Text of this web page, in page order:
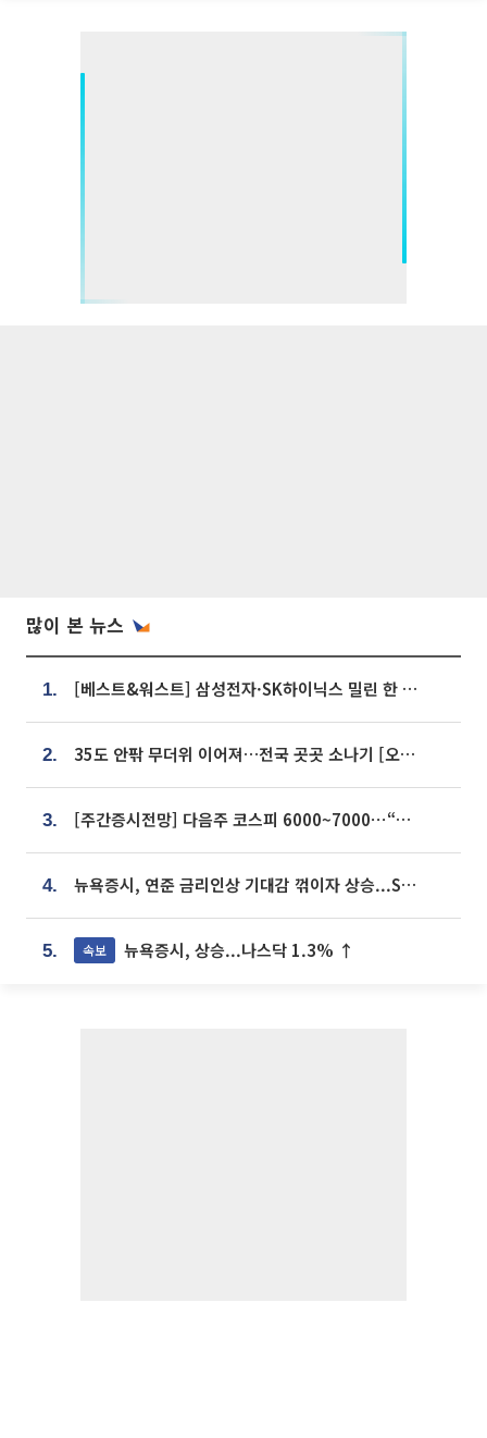
많이 본 뉴스
1. [베스트&워스트] 삼성전자·SK하이닉스 밀린 한 주…상상인증권은 85% 급등
2. 35도 안팎 무더위 이어져…전국 곳곳 소나기 [오늘 날씨]
3. [주간증시전망] 다음주 코스피 6000~7000⋯“外人 수급은 정책이 변수”
4. 뉴욕증시, 연준 금리인상 기대감 꺾이자 상승...S&P500 사상 최고치 [종합]
5. 속보 뉴욕증시, 상승...나스닥 1.3% ↑